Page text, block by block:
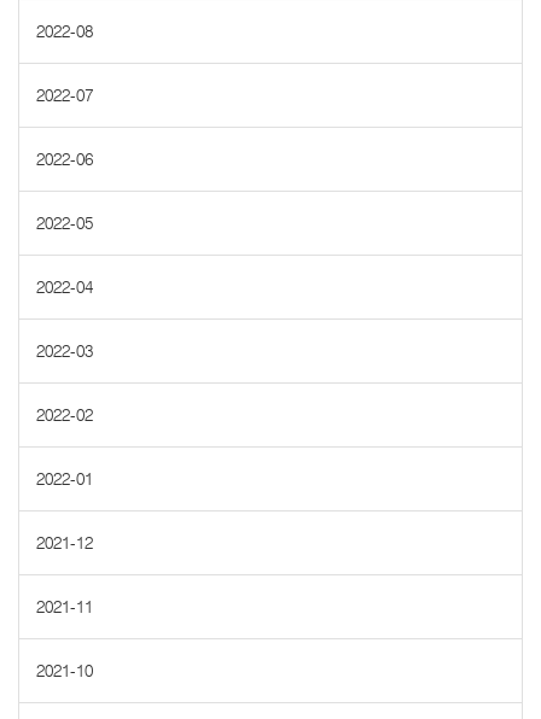
2022-08
2022-07
2022-06
2022-05
2022-04
2022-03
2022-02
2022-01
2021-12
2021-11
2021-10